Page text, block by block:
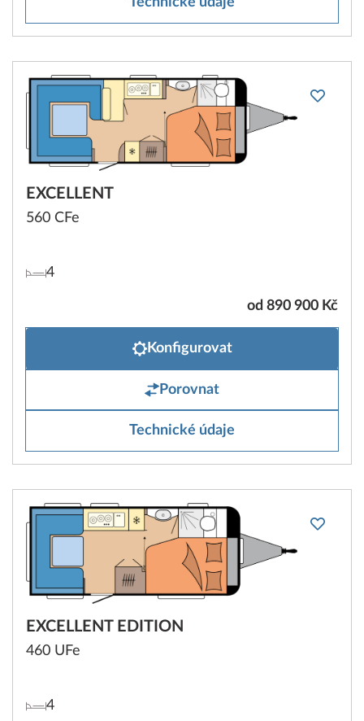
EXCELLENT
560 CFe
4
od 890 900 Kč
Konfigurovat
Porovnat
Technické údaje
EXCELLENT EDITION
460 UFe
4